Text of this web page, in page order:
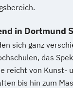
(DE/EN)
in Dortmund
sich ganz
das
reicht von Kunst-
bis hin zum